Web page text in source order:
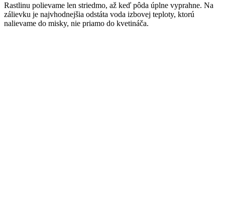
Rastlinu polievame len striedmo, až keď pôda úplne vyprahne. Na
zálievku je najvhodnejšia odstáta voda izbovej teploty, ktorú
nalievame do misky, nie priamo do kvetináča.